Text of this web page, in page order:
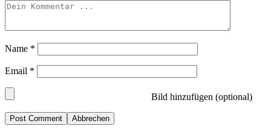
Name *
Email *
Bild hinzufügen (optional)
Abbrechen